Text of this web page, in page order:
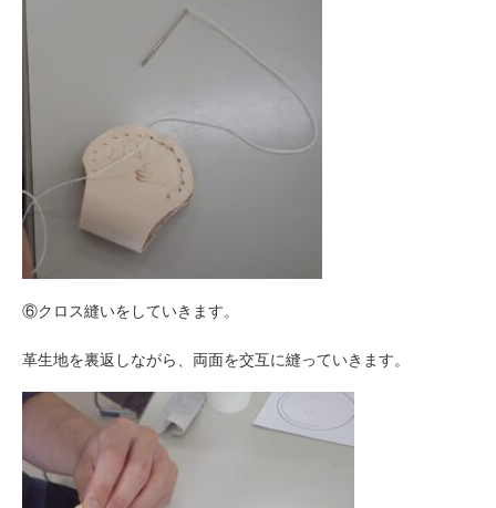
⑥クロス縫いをしていきます。
革生地を裏返しながら、両面を交互に縫っていきます。